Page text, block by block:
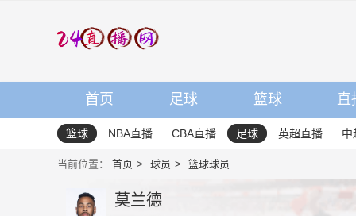
首页 足球 篮球 直
篮球 NBA直播 CBA直播 足球 英超直播 中
当前位置： 首页 球员 篮球球员
莫兰德